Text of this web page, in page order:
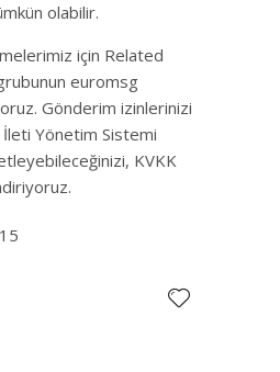
olabilir.
için Related
euromsg
Gönderim izinlerinizi
İleti Yönetim Sistemi
KVKK